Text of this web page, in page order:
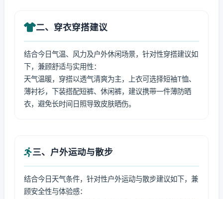
二、穿衣穿搭建议
结合今日气温、风力及户外休闲场景，针对性穿搭建议如
下，兼顾舒适与实用性：
天气温暖，穿搭以透气清爽为主，上衣可选择短袖T恤、
薄衬衫，下装搭配短裤、休闲裤，建议携带一件薄防晒
衣，避免长时间日照导致皮肤晒伤。
三、户外运动与散步
结合今日天气条件，针对性户外运动与散步建议如下，兼
顾安全性与体验感：